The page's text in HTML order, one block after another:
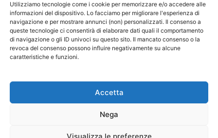
Utilizziamo tecnologie come i cookie per memorizzare e/o accedere alle
informazioni del dispositivo. Lo facciamo per migliorare l'esperienza di
navigazione e per mostrare annunci (non) personalizzati. Il consenso a
queste tecnologie ci consentirà di elaborare dati quali il comportamento
di navigazione o gli ID univoci su questo sito. Il mancato consenso o la
revoca del consenso possono influire negativamente su alcune
caratteristiche e funzioni.
Accetta
Nega
Visualizza le preferenze
informazioni riportate. Continuando ad accedere o
a usare questo sito o ogni servizio disponibile
questo sito, dichiari di accettare termini e condizioni
previste. © RisparmiOggi
Contattaci:
Disclaimer / Avviso sui rischi